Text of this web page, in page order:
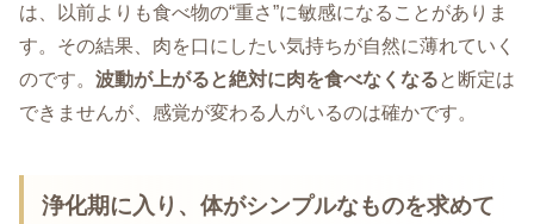
は、以前よりも食べ物の“重さ”に敏感になることがありま
す。その結果、肉を口にしたい気持ちが自然に薄れていく
のです。 波動が上がると絶対に肉を食べなくなると断定は
できませんが、感覚が変わる人がいるのは確かです。
浄化期に入り、体がシンプルなものを求めて